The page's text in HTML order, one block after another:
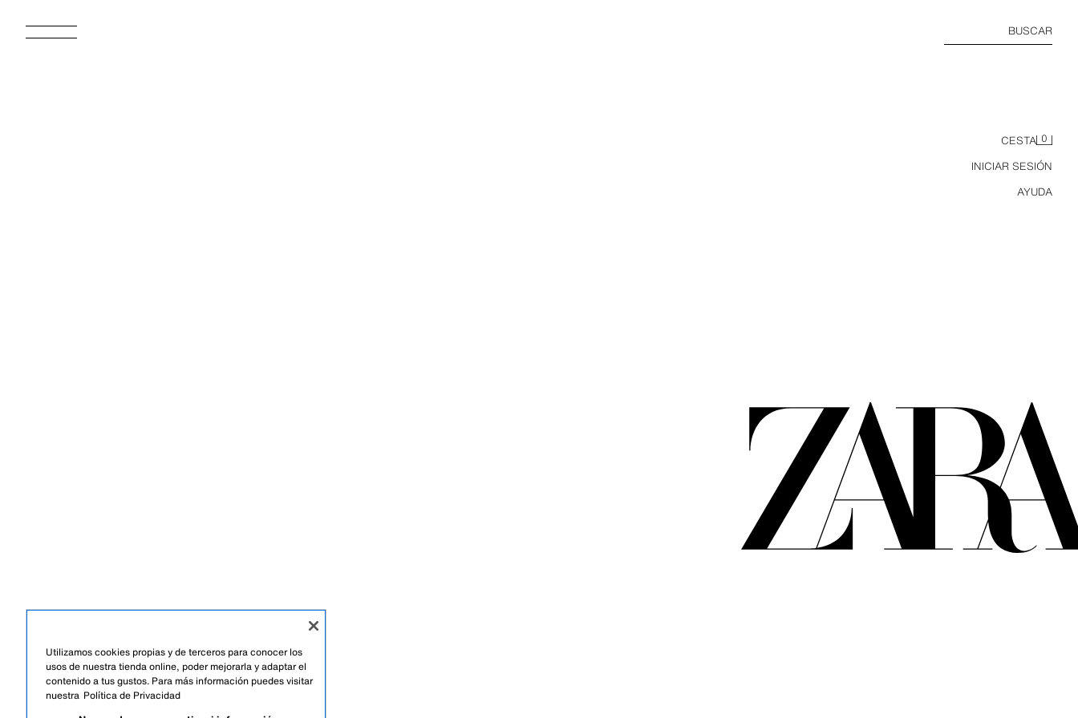
BUSCAR
CESTA 0
INICIAR SESIÓN
AYUDA
Utilizamos cookies propias y de terceros para conocer los
usos de nuestra tienda online, poder mejorarla y adaptar el
contenido a tus gustos. Para más información puedes visitar
nuestra Política de Privacidad